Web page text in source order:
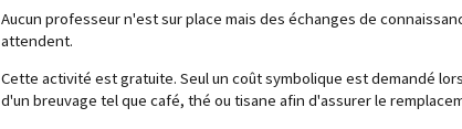
Aucun professeur n'est sur place mais des échanges de
attendent.
Cette activité est gratuite. Seul un coût symbolique est demandé
d'un breuvage tel que café, thé ou tisane afin d'assurer le